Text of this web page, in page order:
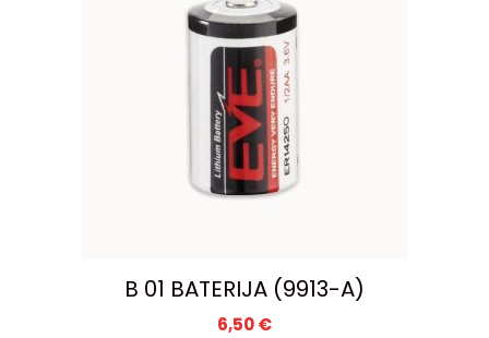
B 01 BATERIJA (9913-A)
6,50€